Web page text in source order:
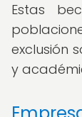
Estas
exclusión
y